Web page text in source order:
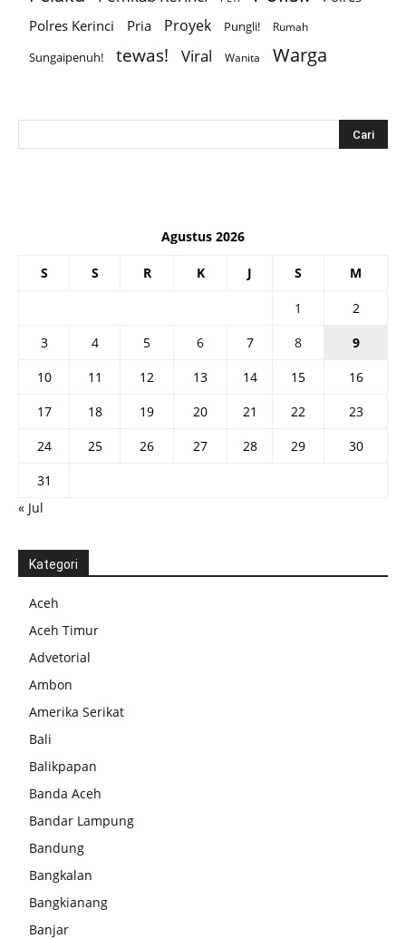
Polres Kerinci
Pria Proyek Pungli! Rumah
Sungaipenuh! tewas! Viral Wanita Warga
Agustus 2026
S S R K J S M
1
2
3
4 5 6 7 8
9
10
11 12 13 14 15
16
17
18 19 20 21 22
23
24
25 26 27 28 29
30
31
« Jul
Kategori
Aceh
Aceh Timur
Advetorial
Ambon
Amerika Serikat
Bali
Balikpapan
Banda Aceh
Bandar Lampung
Bandung
Bangkalan
Bangkianang
Banjar